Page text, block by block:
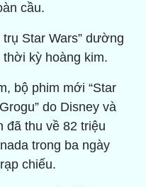
cầu.
Star Wars” dường
kỳ hoàng kim.
bộ phim mới “Star
do Disney và
đã thu về 82 triệu
trong ba ngày
chiếu.